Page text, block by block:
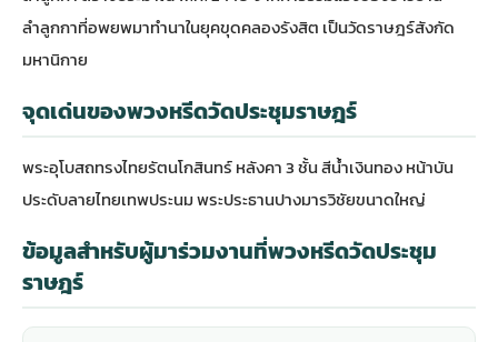
ลำลูกกาที่อพยพมาทำนาในยุคขุดคลองรังสิต เป็นวัดราษฎร์สังกัด
มหานิกาย
จุดเด่นของพวงหรีดวัดประชุมราษฎร์
พระอุโบสถทรงไทยรัตนโกสินทร์ หลังคา 3 ชั้น สีน้ำเงินทอง หน้าบัน
ประดับลายไทยเทพประนม พระประธานปางมารวิชัยขนาดใหญ่
ข้อมูลสำหรับผู้มาร่วมงานที่พวงหรีดวัดประชุม
ราษฎร์